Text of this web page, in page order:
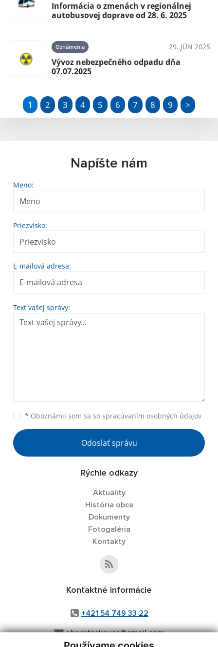
Informácia o zmenách v regionálnej
autobusovej doprave od 28. 6. 2025
Oznámenia 29. JÚN 2025
Vývoz nebezpečného odpadu dňa
07.07.2025
1 2 3 4 5 6 7 8 9 >
Napíšte nám
Meno:
Priezvisko:
E-mailová adresa:
Text vašej správy:
* Oboznámil som sa so spracúvaním osobných údajov
Odoslať správu
Rýchle odkazy
Aktuality
História obce
Dokumenty
Fotogaléria
Kontakty
Kontaktné informácie
+421 54 749 33 22
obecstaskovce@gmail.com